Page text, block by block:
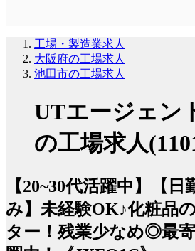
工場・製造業求人
大阪府の工場求人
池田市の工場求人
UTエージェン
の工場求人
【20~30代活躍中】【
み】未経験OK♪化粧品
ター！残業少なめ◎最